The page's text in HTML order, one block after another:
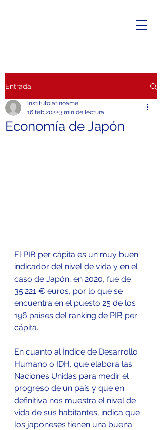
Entrada
Economía de Japón
institutolatinoame
16 feb 20223 min de lectura
El PIB per cápita es un muy buen
indicador del nivel de vida y en el
caso de Japón, en 2020, fue de
35.221 € euros, por lo que se
encuentra en el puesto 25 de los
196 países del ranking de PIB per
cápita.
En cuanto al Índice de Desarrollo
Humano o IDH, que elabora las
Naciones Unidas para medir el
progreso de un país y que en
definitiva nos muestra el nivel de
vida de sus habitantes, indica que
los japoneses tienen una buena